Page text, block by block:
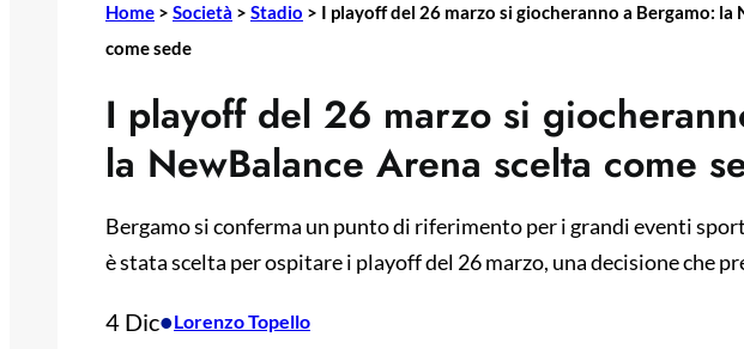
Home > Società > Stadio > I playoff del 26 marzo si giocheranno a Bergamo: la
come sede
I playoff del 26 marzo si
la NewBalance Arena scelta come
Bergamo si conferma un punto di riferimento per i grandi eventi
è stata scelta per ospitare i playoff del 26 marzo, una decisione che
4 Dic•Lorenzo Topello